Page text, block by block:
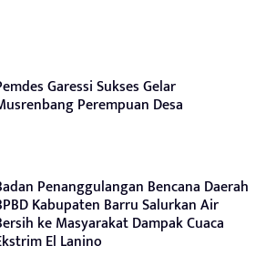
Garessi Sukses Gelar
Perempuan Desa
Penanggulangan Bencana Daerah
Kabupaten Barru Salurkan Air
ke Masyarakat Dampak Cuaca
El Lanino